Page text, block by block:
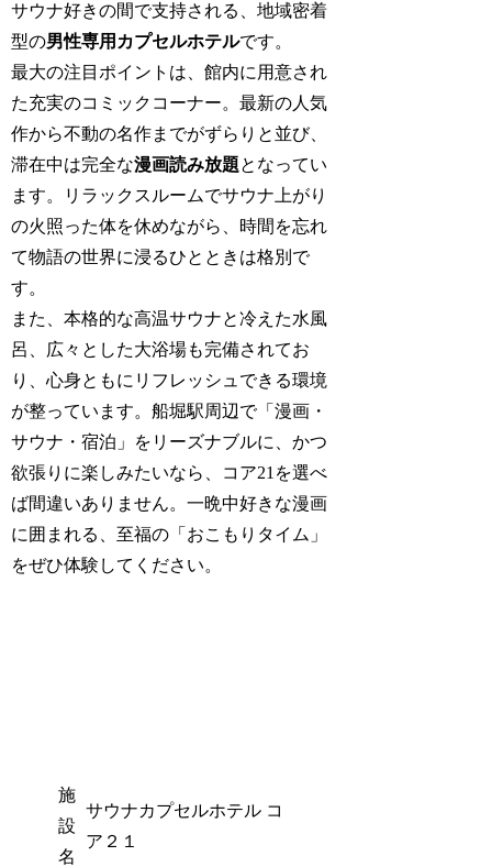
サウナ好きの間で支持される、地域密着
型の男性専用カプセルホテルです。
最大の注目ポイントは、館内に用意され
た充実のコミックコーナー。最新の人気
作から不動の名作までがずらりと並び、
滞在中は完全な漫画読み放題となってい
ます。リラックスルームでサウナ上がり
の火照った体を休めながら、時間を忘れ
て物語の世界に浸るひとときは格別で
す。
また、本格的な高温サウナと冷えた水風
呂、広々とした大浴場も完備されてお
り、心身ともにリフレッシュできる環境
が整っています。船堀駅周辺で「漫画・
サウナ・宿泊」をリーズナブルに、かつ
欲張りに楽しみたいなら、コア21を選べ
ば間違いありません。一晩中好きな漫画
に囲まれる、至福の「おこもりタイム」
をぜひ体験してください。
施
設
名
サウナカプセルホテル コ
ア２１